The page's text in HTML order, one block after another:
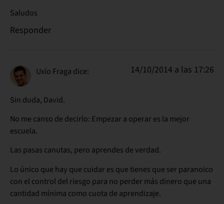
Saludos
Responder
Uxío Fraga dice: 14/10/2014 a las 17:26
Sin duda, David.
No me canso de decirlo: Empezar a operar es la mejor
escuela.
Las pasas canutas, pero aprendes de verdad.
Lo único que hay que cuidar es que tienes que ser paranoico
con el control del riesgo para no perder más dinero que una
cantidad mínima como cuota de aprendizaje.